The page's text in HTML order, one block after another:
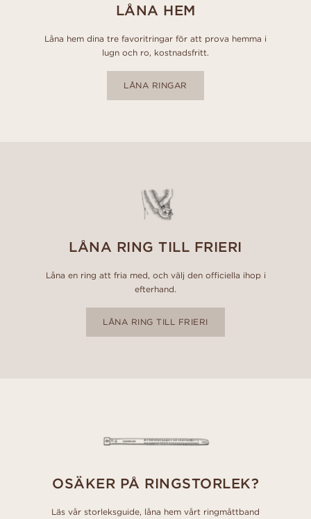
LÅNA HEM
Låna hem dina tre favoritringar för att prova hemma i
lugn och ro, kostnadsfritt.
LÅNA RINGAR
LÅNA RING TILL FRIERI
Låna en ring att fria med, och välj den officiella ihop i
efterhand.
LÅNA RING TILL FRIERI
OSÄKER PÅ RINGSTORLEK?
Läs vår storleksguide, låna hem vårt ringmåttband